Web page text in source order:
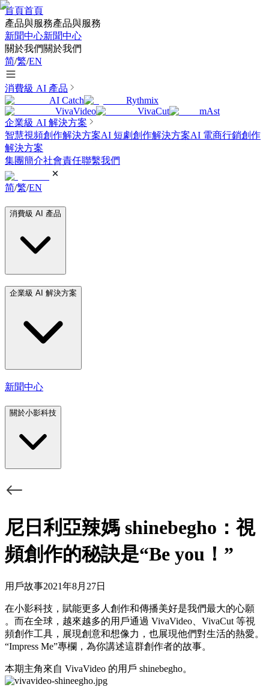
首頁首頁
產品與服務產品與服務
新聞中心新聞中心
關於我們關於我們
简/繁/EN
消費級 AI 產品
AI Catch
Rythmix
VivaVideo
VivaCut
mAst
企業級 AI 解決方案
智慧視頻創作解決方案AI 短劇創作解決方案AI 電商行銷創作
解決方案
集團簡介社會責任聯繫我們
简/繁/EN
消費級 AI 產品
企業級 AI 解決方案
新聞中心
關於小影科技
尼日利亞辣媽 shinebegho：視
頻創作的秘訣是“Be you！”
用戶故事2021年8月27日
在小影科技，賦能更多人創作和傳播美好是我們最大的心願
。而在全球，越來越多的用戶通過 VivaVideo、VivaCut 等視
頻創作工具，展現創意和想像力，也展現他們對生活的熱愛。
“Impress Me”專欄，為你講述這群創作者的故事。
本期主角來自 VivaVideo 的用戶 shinebegho。